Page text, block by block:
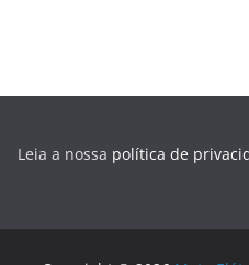
Leia a nossa política de